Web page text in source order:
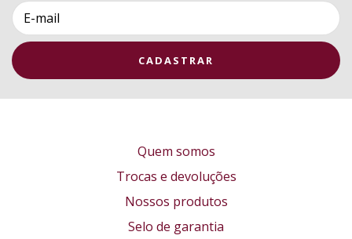
Quem somos
Trocas e devoluções
Nossos produtos
Selo de garantia